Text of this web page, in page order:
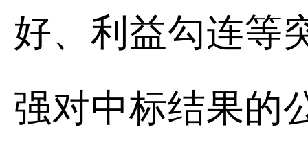
好、利益勾连等
强对中标结果的